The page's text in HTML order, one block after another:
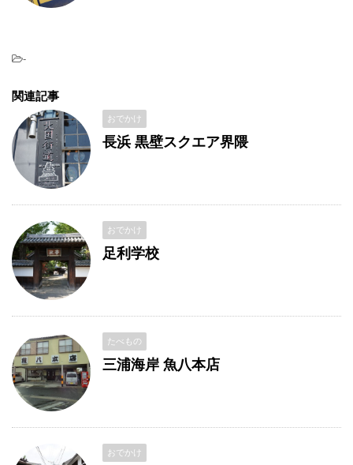
-
関連記事
おでかけ
長浜 黒壁スクエア界隈
おでかけ
足利学校
たべもの
三浦海岸 魚八本店
おでかけ